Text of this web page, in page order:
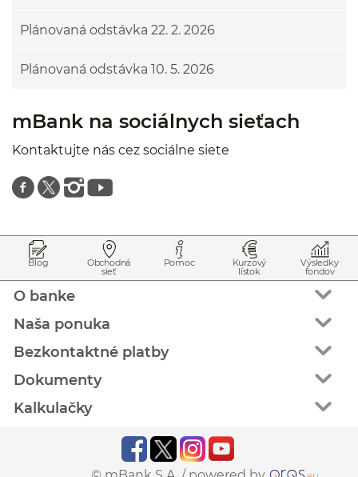
Plánovaná odstávka 22. 2. 2026
Plánovaná odstávka 10. 5. 2026
mBank na sociálnych sieťach
Kontaktujte nás cez sociálne siete
Znajdź nas na facebooku
Znajdź nas na twitterze
Znajdź nas na instagramie
Znajdź nas na youtube
Prejsť na začiatok stránky
Preskočiť na začiatok obsahu
Blog Obchodná
sieť
Pomoc Kurzový
lístok
Výsledky
fondov
O banke
Naša ponuka
Bezkontaktné platby
Dokumenty
Kalkulačky